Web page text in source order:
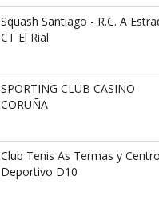
Squash Santiago - R.C. A
CT El Rial
SPORTING CLUB CASINO
CORUÑA
Club Tenis As Termas y
Deportivo D10